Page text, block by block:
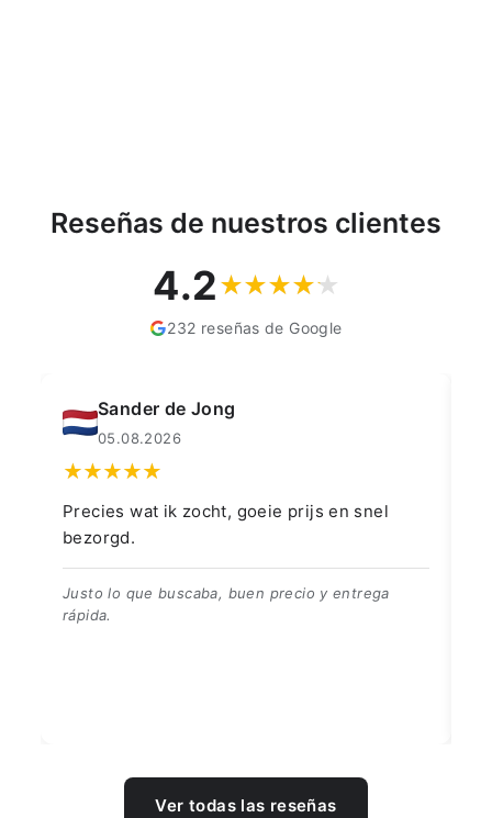
Reseñas de nuestros clientes
4.2
232 reseñas de Google
Sander de Jong
05.08.2026
Precies wat ik zocht, goeie prijs en snel
bezorgd.
Justo lo que buscaba, buen precio y entrega
rápida.
Ver todas las reseñas